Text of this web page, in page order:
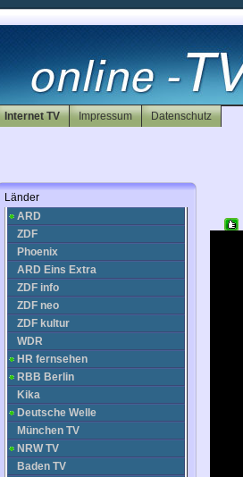
Internet TV Impressum Datenschutz
Länder
Deutschland
ARD
ZDF
Phoenix
ARD Eins Extra
ZDF info
ZDF neo
ZDF kultur
WDR
HR fernsehen
RBB Berlin
Kika
Deutsche Welle
München TV
NRW TV
Baden TV